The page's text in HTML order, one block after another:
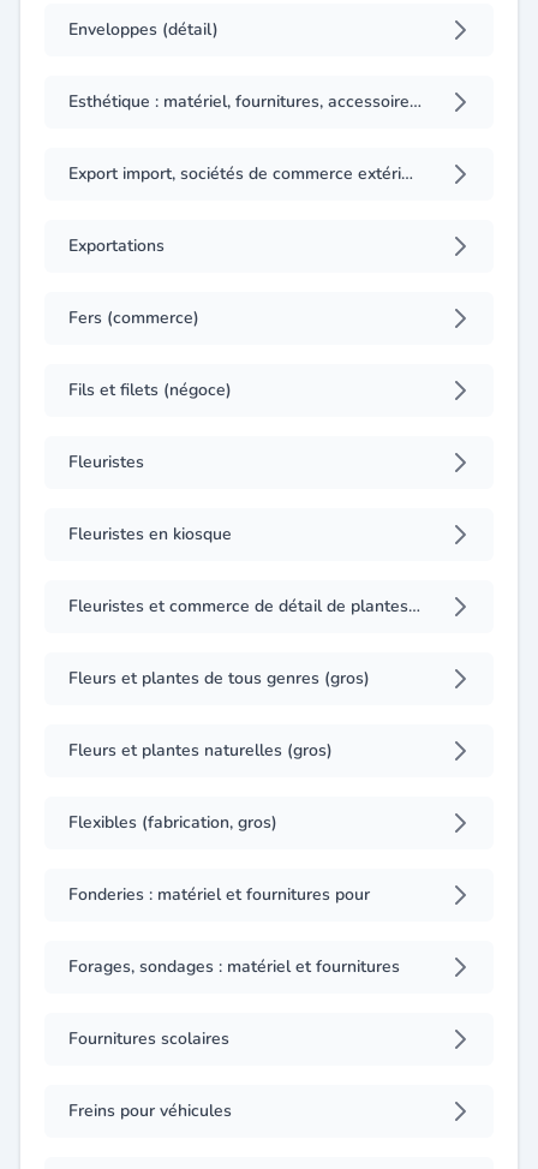
Enveloppes (détail)
Esthétique : matériel, fournitures, accessoires (importation, exportation)
Export import, sociétés de commerce extérieur
Exportations
Fers (commerce)
Fils et filets (négoce)
Fleuristes
Fleuristes en kiosque
Fleuristes et commerce de détail de plantes en tous genres
Fleurs et plantes de tous genres (gros)
Fleurs et plantes naturelles (gros)
Flexibles (fabrication, gros)
Fonderies : matériel et fournitures pour
Forages, sondages : matériel et fournitures
Fournitures scolaires
Freins pour véhicules